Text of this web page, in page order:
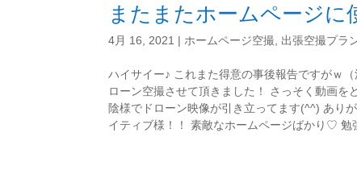
またまたホームページに
4月 16, 2021 | ホームページ空撮 出張空撮プラ
ハイサイー♪ これまた得意の事後報告ですがｗ
ローン空撮させて頂きました！ さっそく動画
陰様でドローン映像が引き立ってます(^^) あり
イティブ様！！ 素敵なホームページばかり♡